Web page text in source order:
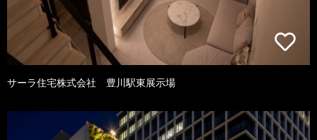
サーラ住宅株式会社 豊川駅東展示場